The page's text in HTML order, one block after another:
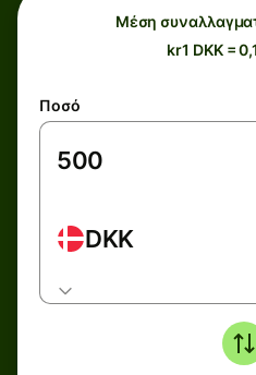
Μέση
kr1 DKK =
Ποσό
DKK